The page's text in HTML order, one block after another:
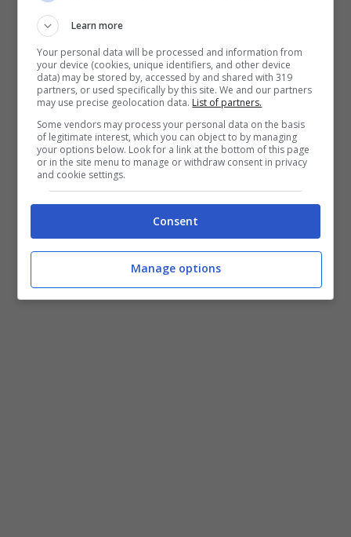
A Bacoli quindi potrebbero essere esentati solo
gli altri, secondo la sentenza, dovrebbero
pagare. Abbiamo deciso quindi con i legali di
abolire il ticket, peraltro
progettato con la videosorveglianza”.
Learn more
Your personal data will be processed and information from
your device (cookies, unique identifiers, and other device
data) may be stored by, accessed by and shared with 319
partners, or used specifically by this site. We and our partners
may use precise geolocation data. List of partners.
Some vendors may process your personal data on the basis
of legitimate interest, which you can object to by managing
your options below. Look for a link at the bottom of this page
or in the site menu to manage or withdraw consent in privacy
and cookie settings.
Consent
Manage options